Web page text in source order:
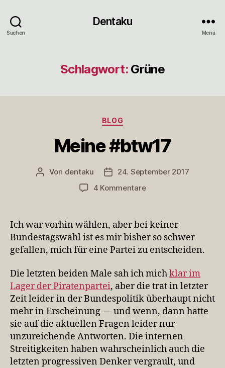
Suchen
Dentaku
Menü
Schlagwort: Grüne
Kategorien
BLOG
Meine #btw17
Beitragsautor
Von dentaku Veröffentlichungsdatum
24. September 2017
4 Kommentarezu
Ich war vorhin wählen, aber bei keiner
Bundestagswahl ist es mir bisher so schwer
gefallen, mich für eine Partei zu entscheiden.
Die letzten beiden Male sah ich michklar im
Lager der Piratenpartei, aber die trat in letzter
Zeit leider in der Bundespolitik überhaupt nicht
mehr in Erscheinung — und wenn, dann hatte
sie auf die aktuellen Fragen leider nur
unzureichende Antworten. Die internen
Streitigkeiten haben wahrscheinlich auch die
letzten progressiven Denker vergrault, und